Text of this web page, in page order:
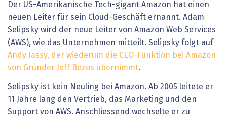
Der US-Amerikanische Tech-gigant Amazon hat einen
neuen Leiter für sein Cloud-Geschäft ernannt. Adam
Selipsky wird der neue Leiter von Amazon Web Services
(AWS), wie das Unternehmen mitteilt. Selipsky folgt auf
Andy Jassy, der wiederum die CEO-Funktion bei Amazon
von Gründer Jeff Bezos übernimmt.
Selipsky ist kein Neuling bei Amazon. Ab 2005 leitete er
11 Jahre lang den Vertrieb, das Marketing und den
Support von AWS. Anschliessend wechselte er zu